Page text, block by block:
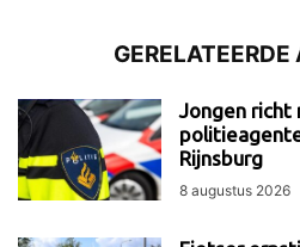
Jongen richt
Rijnsburg
8 augustus 2026